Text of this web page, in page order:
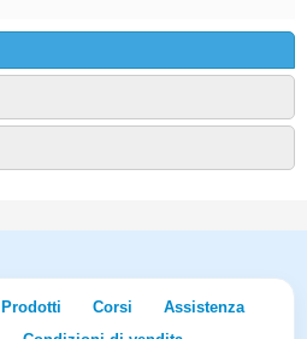
Prodotti Corsi
Assistenza